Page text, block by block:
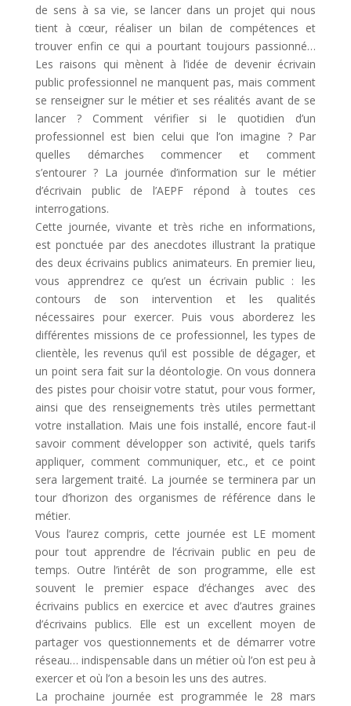
de sens à sa vie, se lancer dans un projet qui nous
tient à cœur, réaliser un bilan de compétences et
trouver enfin ce qui a pourtant toujours passionné…
Les raisons qui mènent à l’idée de devenir écrivain
public professionnel ne manquent pas, mais comment
se renseigner sur le métier et ses réalités avant de se
lancer ? Comment vérifier si le quotidien d’un
professionnel est bien celui que l’on imagine ? Par
quelles démarches commencer et comment
s’entourer ? La journée d’information sur le métier
d’écrivain public de l’AEPF répond à toutes ces
interrogations.
Cette journée, vivante et très riche en informations,
est ponctuée par des anecdotes illustrant la pratique
des deux écrivains publics animateurs. En premier lieu,
vous apprendrez ce qu’est un écrivain public : les
contours de son intervention et les qualités
nécessaires pour exercer. Puis vous aborderez les
différentes missions de ce professionnel, les types de
clientèle, les revenus qu’il est possible de dégager, et
un point sera fait sur la déontologie. On vous donnera
des pistes pour choisir votre statut, pour vous former,
ainsi que des renseignements très utiles permettant
votre installation. Mais une fois installé, encore faut-il
savoir comment développer son activité, quels tarifs
appliquer, comment communiquer, etc., et ce point
sera largement traité. La journée se terminera par un
tour d’horizon des organismes de référence dans le
métier.
Vous l’aurez compris, cette journée est LE moment
pour tout apprendre de l’écrivain public en peu de
temps. Outre l’intérêt de son programme, elle est
souvent le premier espace d’échanges avec des
écrivains publics en exercice et avec d’autres graines
d’écrivains publics. Elle est un excellent moyen de
partager vos questionnements et de démarrer votre
réseau… indispensable dans un métier où l’on est peu à
exercer et où l’on a besoin les uns des autres.
La prochaine journée est programmée le 28 mars